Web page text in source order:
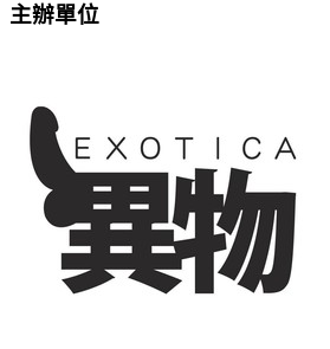
主辦單位